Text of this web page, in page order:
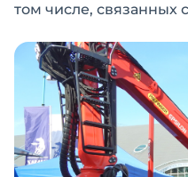
том числе, связанных